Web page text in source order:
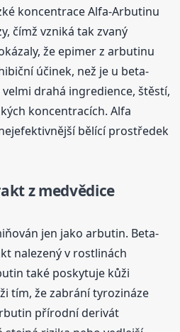
koncentrace Alfa-Arbutinu
čímž vzniká tak zvaný
že epimer z arbutinu
účinek, než je u beta-
drahá ingredience, štěstí,
koncentracích. Alfa
bělící prostředek
z medvědice
jen jako arbutin. Beta-
nalezený v rostlinách
také poskytuje kůži
tím, že zabrání tyrozináze
přírodní derivát